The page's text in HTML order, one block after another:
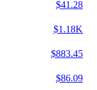
$41.28
$1.18K
$883.45
$86.09